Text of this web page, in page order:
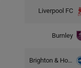
Liverpool FC
Burnley
Brighton & Hove Albion